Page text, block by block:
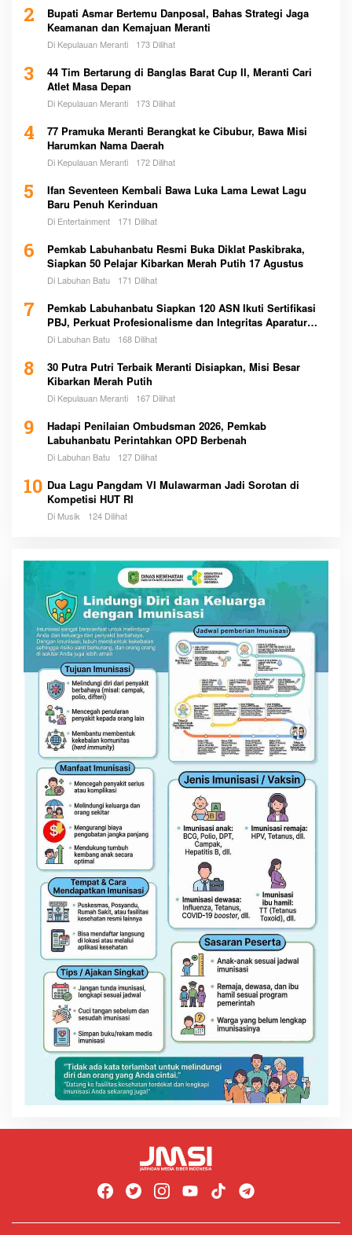
2
Bupati Asmar Bertemu Danposal, Bahas Strategi Jaga
Keamanan dan Kemajuan Meranti
Di Kepulauan Meranti 173 Dilihat
3
44 Tim Bertarung di Banglas Barat Cup II, Meranti Cari
Atlet Masa Depan
Di Kepulauan Meranti 173 Dilihat
4
77 Pramuka Meranti Berangkat ke Cibubur, Bawa Misi
Harumkan Nama Daerah
Di Kepulauan Meranti 172 Dilihat
5
Ifan Seventeen Kembali Bawa Luka Lama Lewat Lagu
Baru Penuh Kerinduan
Di Entertainment 171 Dilihat
6
Pemkab Labuhanbatu Resmi Buka Diklat Paskibraka,
Siapkan 50 Pelajar Kibarkan Merah Putih 17 Agustus
Di Labuhan Batu 171 Dilihat
7
Pemkab Labuhanbatu Siapkan 120 ASN Ikuti Sertifikasi
PBJ, Perkuat Profesionalisme dan Integritas Aparatur
Pemerintah
Di Labuhan Batu 168 Dilihat
8
30 Putra Putri Terbaik Meranti Disiapkan, Misi Besar
Kibarkan Merah Putih
Di Kepulauan Meranti 167 Dilihat
9
Hadapi Penilaian Ombudsman 2026, Pemkab
Labuhanbatu Perintahkan OPD Berbenah
Di Labuhan Batu 127 Dilihat
10 Dua Lagu Pangdam VI Mulawarman Jadi Sorotan di
Kompetisi HUT RI
Di Musik 124 Dilihat